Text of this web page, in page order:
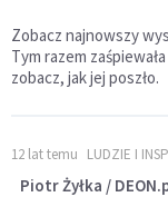
Zobacz najnowszy
Tym razem
zobacz, jak jej poszło.
12 lat temu LUDZIE I
Piotr Żyłka /